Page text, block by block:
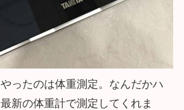
ったのは体重測定。なんだかハ
新の体重計で測定してくれま